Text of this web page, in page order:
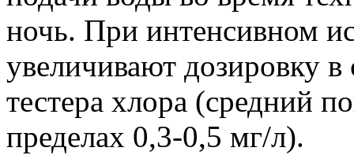
ночь. При интенсивном
увеличивают дозировку в
тестера хлора (средний
пределах 0,3-0,5 мг/л).